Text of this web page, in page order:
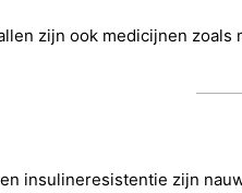
zijn ook medicijnen
insulineresistentie zijn